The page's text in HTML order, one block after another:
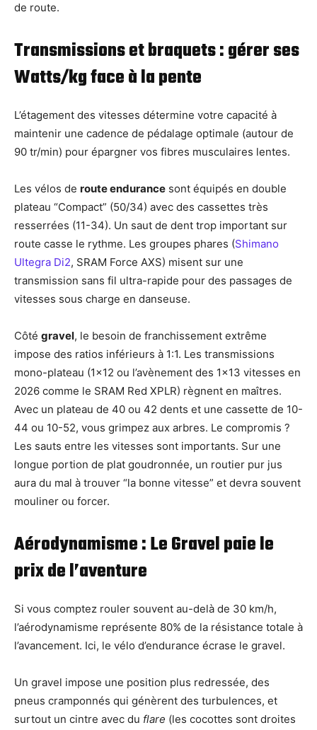
de route.
Transmissions et braquets : gérer ses
Watts/kg face à la pente
L’étagement des vitesses détermine votre capacité à
maintenir une cadence de pédalage optimale (autour de
90 tr/min) pour épargner vos fibres musculaires lentes.
Les vélos de route endurance sont équipés en double
plateau “Compact” (50/34) avec des cassettes très
resserrées (11-34). Un saut de dent trop important sur
route casse le rythme. Les groupes phares (Shimano
Ultegra Di2, SRAM Force AXS) misent sur une
transmission sans fil ultra-rapide pour des passages de
vitesses sous charge en danseuse.
Côté gravel, le besoin de franchissement extrême
impose des ratios inférieurs à 1:1. Les transmissions
mono-plateau (1×12 ou l’avènement des 1×13 vitesses en
2026 comme le SRAM Red XPLR) règnent en maîtres.
Avec un plateau de 40 ou 42 dents et une cassette de 10-
44 ou 10-52, vous grimpez aux arbres. Le compromis ?
Les sauts entre les vitesses sont importants. Sur une
longue portion de plat goudronnée, un routier pur jus
aura du mal à trouver “la bonne vitesse” et devra souvent
mouliner ou forcer.
Aérodynamisme : Le Gravel paie le
prix de l’aventure
Si vous comptez rouler souvent au-delà de 30 km/h,
l’aérodynamisme représente 80% de la résistance totale à
l’avancement. Ici, le vélo d’endurance écrase le gravel.
Un gravel impose une position plus redressée, des
pneus cramponnés qui génèrent des turbulences, et
surtout un cintre avec du flare (les cocottes sont droites